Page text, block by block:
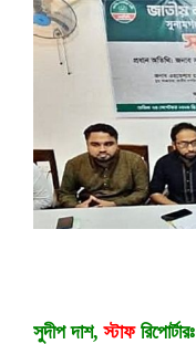
সুদীপ দাশ,স্টাফরিপোর্টারঃ